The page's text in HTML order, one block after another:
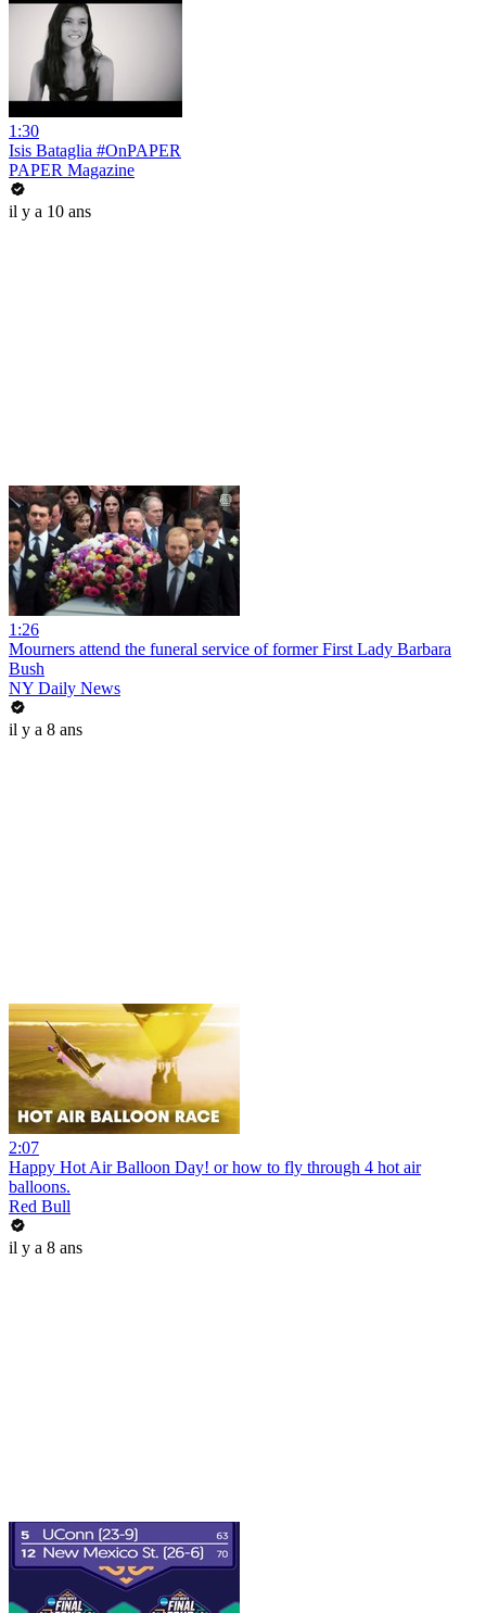
1:30
Isis Bataglia #OnPAPER
PAPER Magazine
il y a 10 ans
1:26
Mourners attend the funeral service of former First Lady Barbara
Bush
NY Daily News
il y a 8 ans
2:07
Happy Hot Air Balloon Day! or how to fly through 4 hot air
balloons.
Red Bull
il y a 8 ans